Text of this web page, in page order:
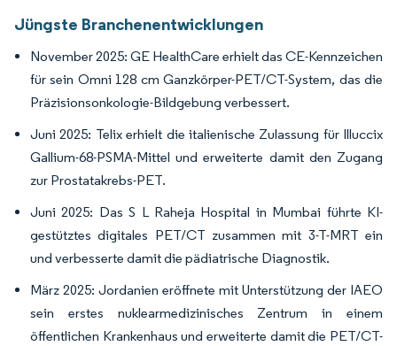
Jüngste Branchenentwicklungen
November 2025: GE HealthCare erhielt das CE-Kennzeichen
für sein Omni 128 cm Ganzkörper-PET/CT-System, das die
Präzisionsonkologie-Bildgebung verbessert.
Juni 2025: Telix erhielt die italienische Zulassung für Illuccix
Gallium-68-PSMA-Mittel und erweiterte damit den Zugang
zur Prostatakrebs-PET.
Juni 2025: Das S L Raheja Hospital in Mumbai führte KI-
gestütztes digitales PET/CT zusammen mit 3-T-MRT ein
und verbesserte damit die pädiatrische Diagnostik.
März 2025: Jordanien eröffnete mit Unterstützung der IAEO
sein erstes nuklearmedizinisches Zentrum in einem
öffentlichen Krankenhaus und erweiterte damit die PET/CT-